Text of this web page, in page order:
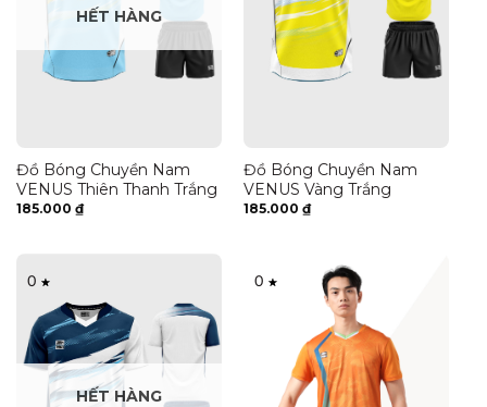
HẾT HÀNG
Đồ Bóng Chuyền Nam
VENUS Thiên Thanh Trắng
185.000 ₫
Đồ Bóng Chuyền Nam
VENUS Vàng Trắng
185.000 ₫
0
HẾT HÀNG
0